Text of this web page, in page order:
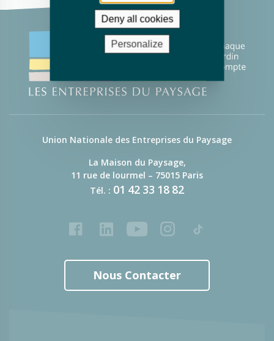
Union Nationale des Entreprises du Paysage
La Maison du Paysage,
11 rue de lourmel – 75015 Paris
Tél. : 01 42 33 18 82
FacebookLinkedInYoutubeInstagram
Tiktok
Nous Contacter
Deny all cookies
Personalize